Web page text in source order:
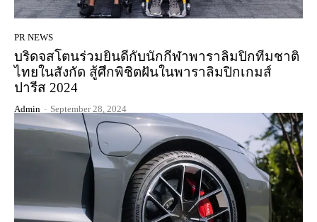
PR NEWS
บริดจสโตนร่วมยินดีกับนักกีฬาพาราลิมปิกทีมชาติ
ไทยในสังกัด สู้ศึกพิชิตฝันในพาราลิมปิกเกมส์
ปารีส 2024
Admin - September 28, 2024